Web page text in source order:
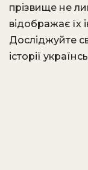
прізвище не
відображає їх
Досліджуйте
історії